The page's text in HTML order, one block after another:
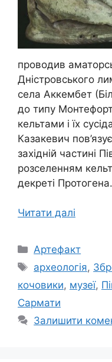
проводив
Дністровського
села Аккембет
до типу
кельтами і їх
Казакевич
західній частині
розселенням
декреті Протогена.
Читати далі
Категорії
Артефакт
Позначки
археологія,
кочовики, музеї,
Сармати
Залишити